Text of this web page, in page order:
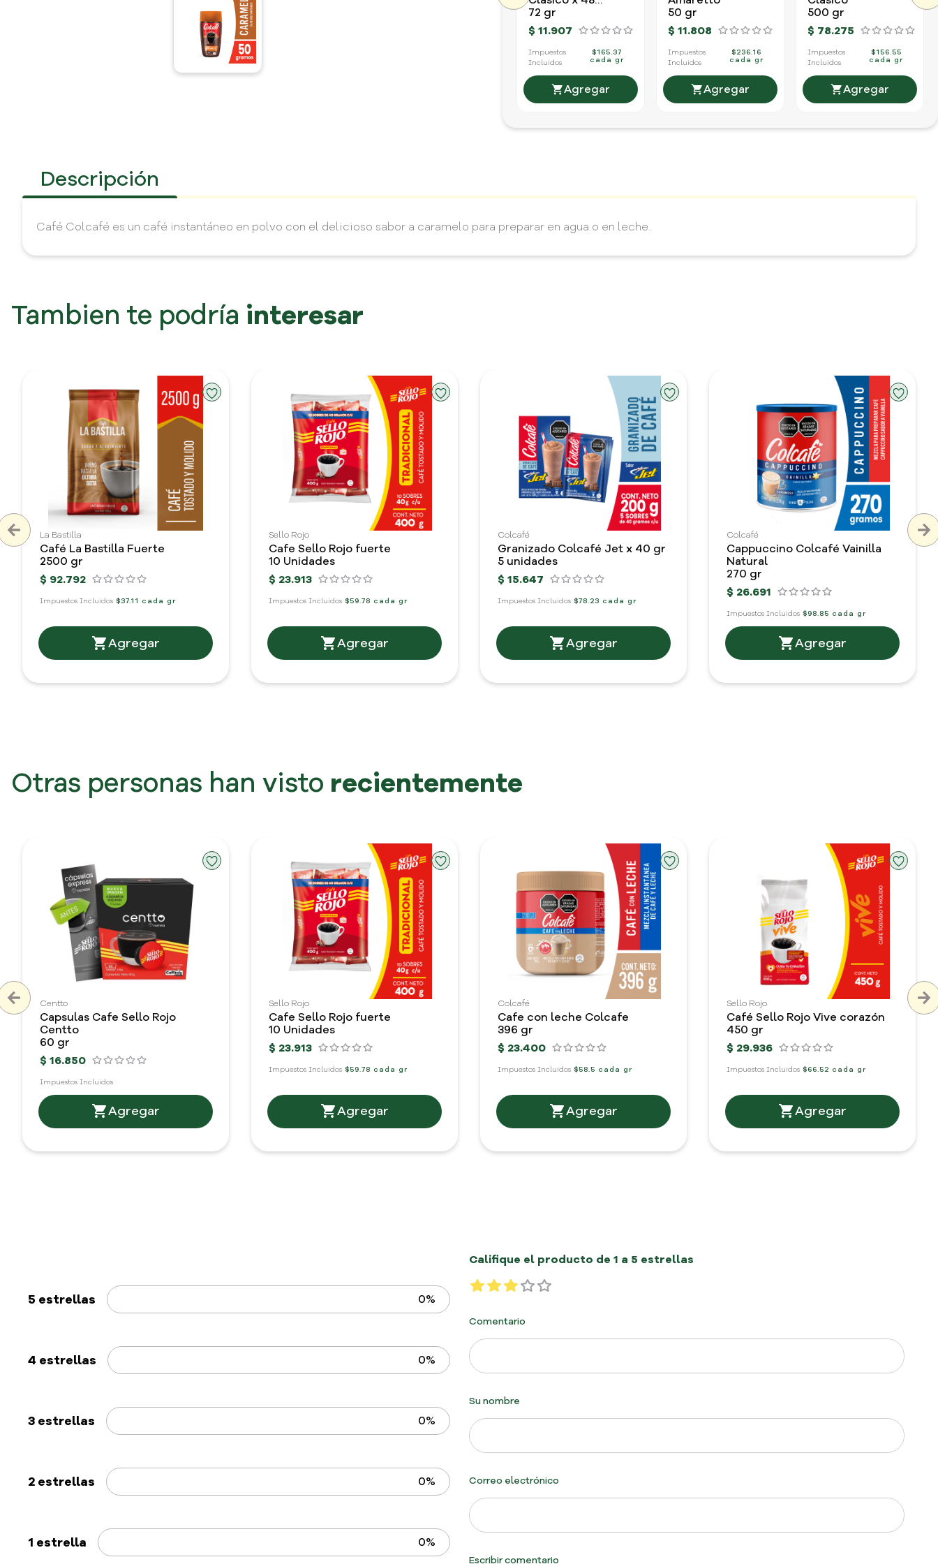
unidades
72 gr
$ 11.907
Impuestos
Incluidos
$165.37
cada gr
50 gr
$ 11.808
Impuestos
Incluidos
$236.16
cada gr
500 gr
$ 78.275
Impuestos
Incluidos
$156.55
cada gr
Descripción
Café Colcafé es un café instantáneo en polvo con el delicioso sabor a caramelo para preparar en agua o en leche.
Tambien te podría interesar
La Bastilla
Café La Bastilla Fuerte
2500 gr
$ 92.792
Impuestos Incluidos $37.11 cada gr
Sello Rojo
Cafe Sello Rojo fuerte
10 Unidades
$ 23.913
Impuestos Incluidos $59.78 cada gr
Colcafé
Granizado Colcafé Jet x 40 gr
5 unidades
$ 15.647
Impuestos Incluidos $78.23 cada gr
Colcafé
Cappuccino Colcafé Vainilla
Natural
270 gr
$ 26.691
Impuestos Incluidos $98.85 cada gr
Otras personas han visto recientemente
Centto
Capsulas Cafe Sello Rojo
Centto
60 gr
$ 16.850
Impuestos Incluidos
Sello Rojo
Cafe Sello Rojo fuerte
10 Unidades
$ 23.913
Impuestos Incluidos $59.78 cada gr
Colcafé
Cafe con leche Colcafe
396 gr
$ 23.400
Impuestos Incluidos $58.5 cada gr
Sello Rojo
Café Sello Rojo Vive corazón
450 gr
$ 29.936
Impuestos Incluidos $66.52 cada gr
5 estrellas 0%
4 estrellas 0%
3 estrellas 0%
2 estrellas 0%
1 estrella 0%
Comentario
Califique el producto de 1 a 5 estrellas
Su nombre
Correo electrónico
Escribir comentario